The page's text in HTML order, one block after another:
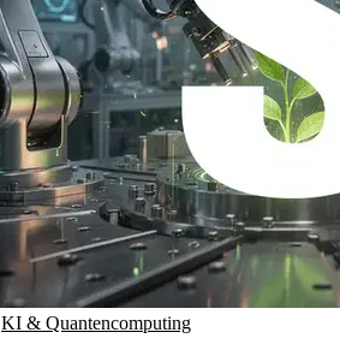
KI & Quantencomputing